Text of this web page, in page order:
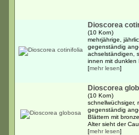
Dioscorea
(10 Korn)
mehrjährige,
gegenständig
achselständigen,
innen mit dunklen
[mehr lesen]
Dioscorea
(10 Korn)
schnellwüchsiger,
gegenständig
Blättern mit
Alter sieht der
[mehr lesen]